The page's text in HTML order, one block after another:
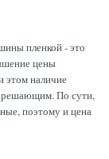
пленкой - это
цены
этом наличие
решающим. По сути,
поэтому и цена